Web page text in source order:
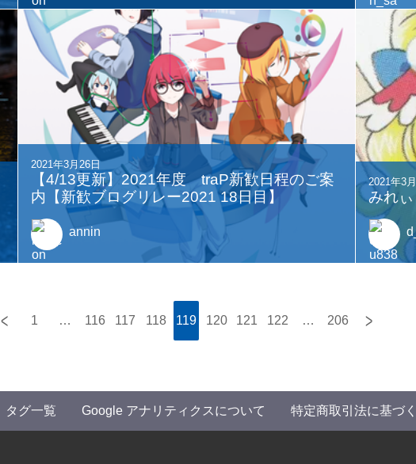
2021年3月26日
【4/13更新】2021年度 traP新歓日程のご案
内【新歓ブログリレー2021 18日目】
annin
2021年3
みれ
< 1 … 116 117 118 119 120 121 122 … 206 >
タグ一覧 Google アナリティクスについて 特定商取引法に基づ